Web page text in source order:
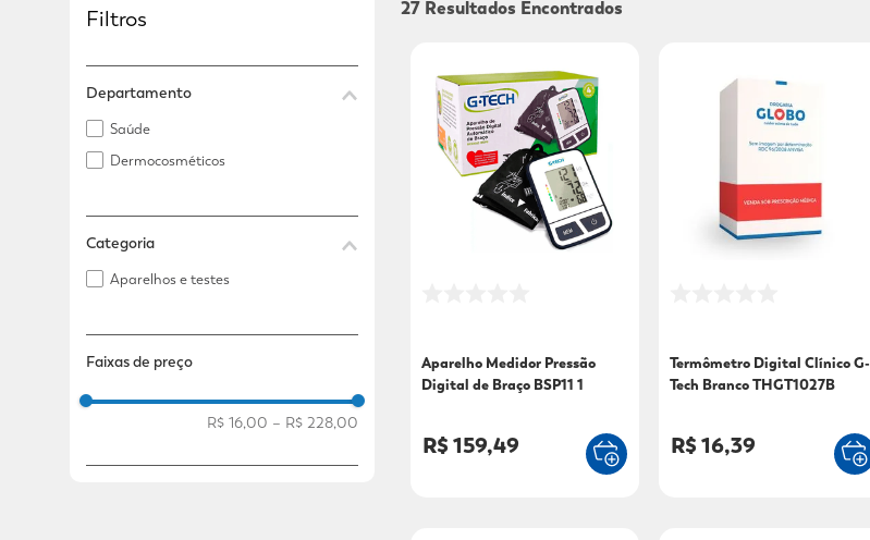
9º
sabonete líquido
Adicional
Filtros
Departamento
Saúde
Dermocosméticos
Categoria
Aparelhos e testes
Faixas de preço
R$ 16,00 – R$ 228,00
27
Aparelho Medidor Pressão
Digital de Braço BSP11 1
R$ 159,49
Termômetro Digital Clínico G-
Tech Branco THGT1027B
R$ 16,39